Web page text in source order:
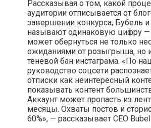
Рассказывая о том, какой
аудитории отписывается от
завершении конкурса, Бубель
называют одинаковую цифру —
может обернуться не только
ожиданиями от розыгрыша, но
теневой бан инстаграма. «По
руководство соцсети
отписки как неинтересный
показывать контент
Аккаунт может пропасть из
месяцы. Охваты постов и
60%», — рассказывает СЕО Bubel